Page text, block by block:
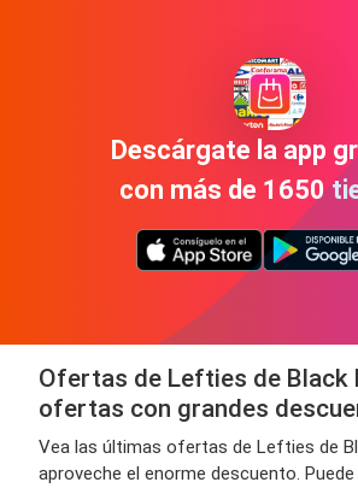
Descárgate la app
con más de 1650
Ofertas de Lefties de Black
ofertas con grandes
Vea las últimas ofertas de Lefties de
aproveche el enorme descuento.